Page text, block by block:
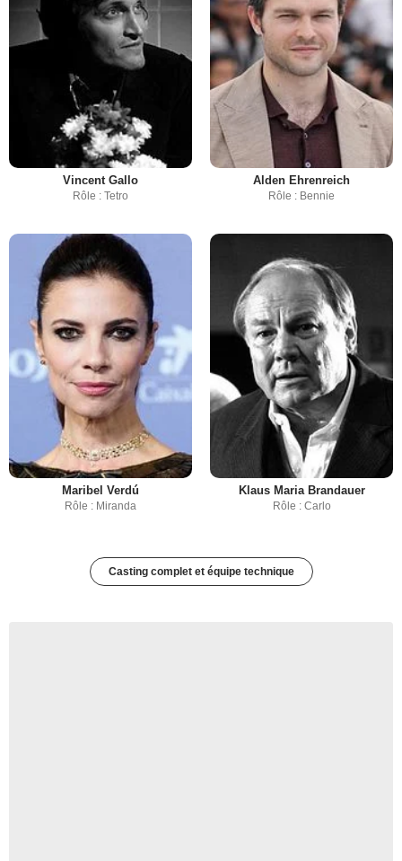
Vincent Gallo
Rôle : Tetro
Alden Ehrenreich
Rôle : Bennie
Maribel Verdú
Rôle : Miranda
Klaus Maria Brandauer
Rôle : Carlo
Casting complet et équipe technique